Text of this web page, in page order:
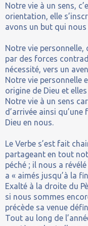
Notre vie à un sens,
orientation, elle
avons un but qui
Notre vie personnelle,
par des forces
nécessité, vers un
Notre vie personnelle
origine de Dieu et
Notre vie à un sens
d’arrivée ainsi
Dieu en nous.
Le Verbe s’est fait
partageant en tout
péché ; il nous a
a « aimés jusqu’à la
Exalté à la droite du
si nous sommes
précède sa venue
Tout au long de